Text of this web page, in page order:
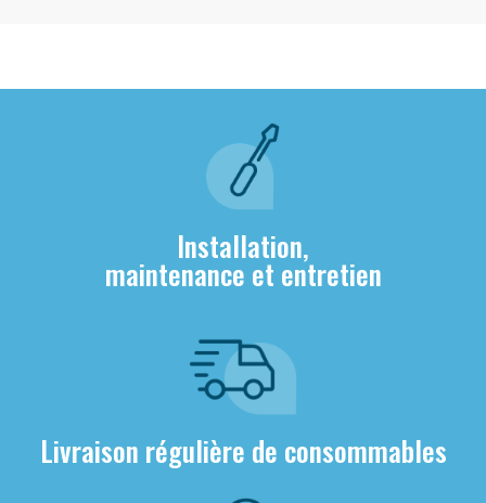
Installation,
maintenance et entretien
Livraison régulière de consommables